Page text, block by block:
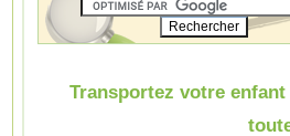
Transportez votre enfant